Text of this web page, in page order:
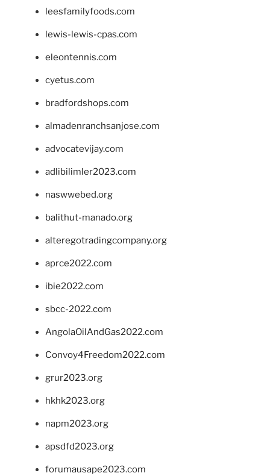
leesfamilyfoods.com
lewis-lewis-cpas.com
eleontennis.com
cyetus.com
bradfordshops.com
almadenranchsanjose.com
advocatevijay.com
adlibilimler2023.com
naswwebed.org
balithut-manado.org
alteregotradingcompany.org
aprce2022.com
ibie2022.com
sbcc-2022.com
AngolaOilAndGas2022.com
Convoy4Freedom2022.com
grur2023.org
hkhk2023.org
napm2023.org
apsdfd2023.org
forumausape2023.com